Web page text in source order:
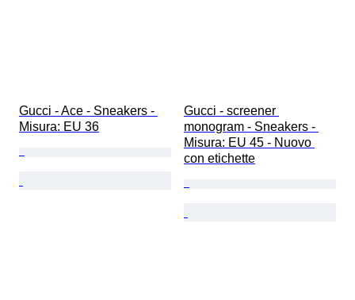
Gucci - Ace - Sneakers -
Misura: EU 36
Gucci - screener
monogram - Sneakers -
Misura: EU 45 - Nuovo
con etichette